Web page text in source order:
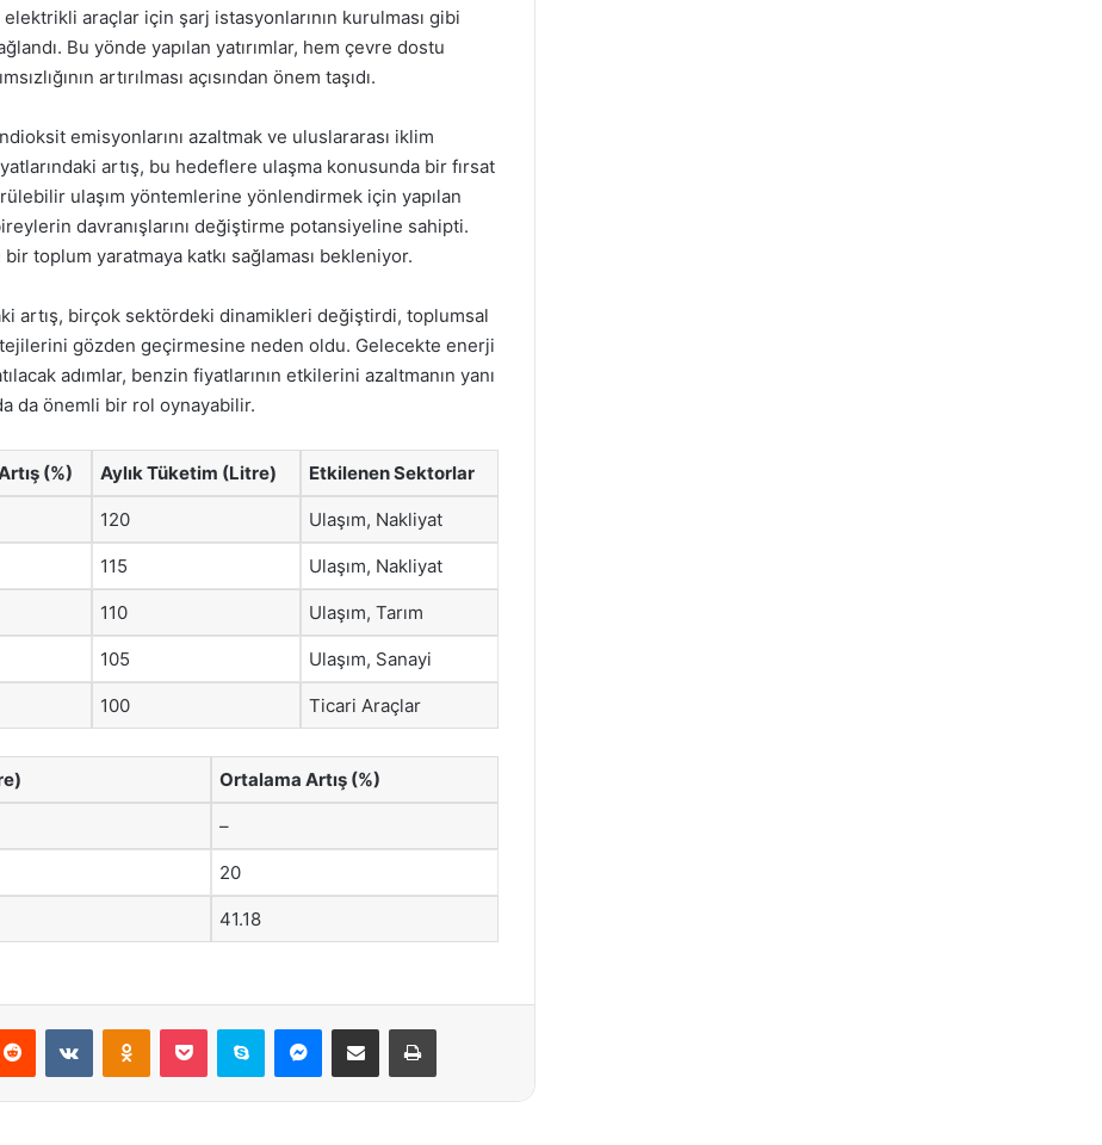
araçlar için şarj istasyonlarının kurulması gibi
Bu yönde yapılan yatırımlar, hem çevre dostu
artırılması açısından önem taşıdı.
emisyonlarını azaltmak ve uluslararası iklim
artış, bu hedeflere ulaşma konusunda bir fırsat
ulaşım yöntemlerine yönlendirmek için yapılan
davranışlarını değiştirme potansiyeline sahipti.
toplum yaratmaya katkı sağlaması bekleniyor.
artış, birçok sektördeki dinamikleri değiştirdi, toplumsal
gözden geçirmesine neden oldu. Gelecekte enerji
adımlar, benzin fiyatlarının etkilerini azaltmanın yanı
da önemli bir rol oynayabilir.
(%) Aylık Tüketim (Litre) Etkilenen Sektorlar
120 Ulaşım, Nakliyat
115 Ulaşım, Nakliyat
110 Ulaşım, Tarım
105 Ulaşım, Sanayi
100 Ticari Araçlar
Ortalama Artış (%)
–
20
41.18
Reddit VKontakteOdnoklassniki
Pocket Skype Messenger
E-Posta ile paylaş Yazdır